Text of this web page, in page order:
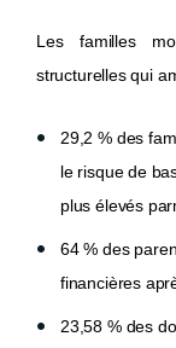
Les familles
structurelles qui
29,2 % des
le risque de
plus élevés
64 % des
financières
23,58 % des